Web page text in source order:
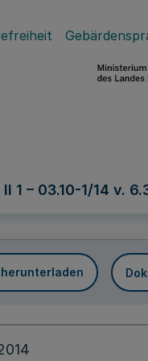
– 03.10-1/14 v.
herunterladen